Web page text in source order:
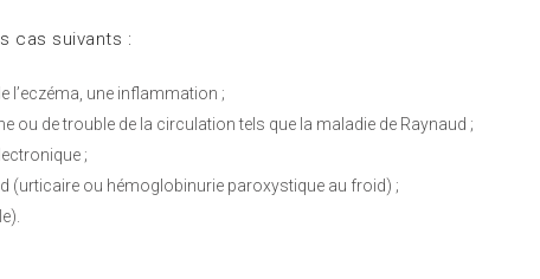
cas suivants :
l’eczéma, une inflammation ;
ou de trouble de la circulation tels que la maladie de Raynaud ;
;
(urticaire ou hémoglobinurie paroxystique au froid) ;